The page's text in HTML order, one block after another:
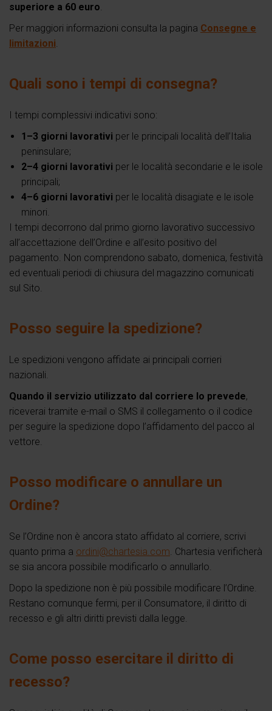
superiore a 60 euro.
Per maggiori informazioni consulta la pagina Consegne e
limitazioni.
Quali sono i tempi di consegna?
I tempi complessivi indicativi sono:
1–3 giorni lavorativi per le principali località dell’Italia
peninsulare;
2–4 giorni lavorativi per le località secondarie e le isole
principali;
4–6 giorni lavorativi per le località disagiate e le isole
minori.
I tempi decorrono dal primo giorno lavorativo successivo
all’accettazione dell’Ordine e all’esito positivo del
pagamento. Non comprendono sabato, domenica, festività
ed eventuali periodi di chiusura del magazzino comunicati
sul Sito.
Posso seguire la spedizione?
Le spedizioni vengono affidate ai principali corrieri
nazionali.
Quando il servizio utilizzato dal corriere lo prevede,
riceverai tramite e-mail o SMS il collegamento o il codice
per seguire la spedizione dopo l’affidamento del pacco al
vettore.
Posso modificare o annullare un
Ordine?
Se l’Ordine non è ancora stato affidato al corriere, scrivi
quanto prima a ordini@chartesia.com. Chartesia verificherà
se sia ancora possibile modificarlo o annullarlo.
Dopo la spedizione non è più possibile modificare l’Ordine.
Restano comunque fermi, per il Consumatore, il diritto di
recesso e gli altri diritti previsti dalla legge.
Come posso esercitare il diritto di
recesso?